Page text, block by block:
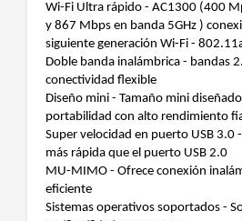
Wi-Fi Ultra rápido - AC1300 (400
y 867 Mbps en banda 5GHz )
siguiente generación Wi-Fi -
Doble banda inalámbrica - bandas
conectividad flexible
Diseño mini - Tamaño mini
portabilidad con alto rendimiento
Super velocidad en puerto USB 3.0
más rápida que el puerto USB 2.0
MU-MIMO - Ofrece conexión
eficiente
Sistemas operativos soportados -